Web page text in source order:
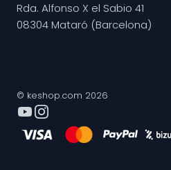
Rda. Alfonso X el Sabio 41
08304 Mataró (Barcelona)
© keshop.com 2026